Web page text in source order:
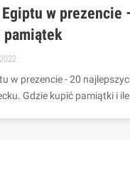
w prezencie
pamiątek
w prezencie - 20
Gdzie kupić pamiątki i